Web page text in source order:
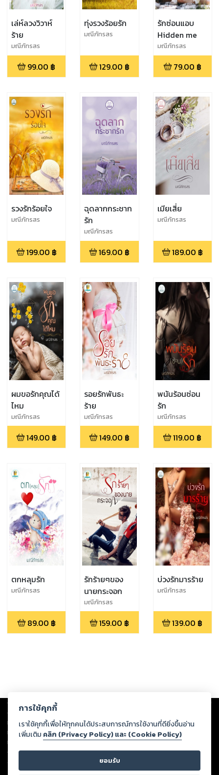
เล่ห์ลวงวิวาห์
ร้าย
มณีภัทรสร
99.00 ฿
ทุ่งรวงร้อยรัก
มณีภัทรสร
129.00 ฿
รักซ่อนแอบ
Hidden me
มณีภัทรสร
79.00 ฿
รวงรักร้อยใจ
มณีภัทรสร
199.00 ฿
ฉุดลากกระชาก
รัก
มณีภัทรสร
169.00 ฿
เมียเสี่ย
มณีภัทรสร
189.00 ฿
ผมขอรักคุณได้
ไหม
มณีภัทรสร
149.00 ฿
รอยรักพันธะ
ร้าย
มณีภัทรสร
149.00 ฿
พนันร้อนซ่อน
รัก
มณีภัทรสร
119.00 ฿
ตกหลุมรัก
มณีภัทรสร
89.00 ฿
รักร้ายๆของ
นายกระจอก
มณีภัทรสร
159.00 ฿
บ่วงรักมารร้าย
มณีภัทรสร
139.00 ฿
Copyright © 2026
ต่อผลงานหรือเนื้อหาใดที่อัปโหลดผ่านเว็บไซต์และปรากฏว่าละเมิดสิทธิใน
ทรัพย์สินทางปัญญาของบุคคลอื่นหรือขัดต่อกฎหมายและศีลธรรม ดังนั้น ผู้อ่าน
ทุกท่านโปรดใช้วิจารณญาณในการกลั่นกรองด้วยตนเอง และหากท่านพบว่าส่วน
หนึ่งส่วนใดขัดต่อกฎหมายและศีลธรรม กรุณาแจ้งมายังบริษัท เพื่อทีมงานจะได้
ดำเนินการในทันที ทั้งนี้ ทางสตอรี่ล็อกขอสงวนลิขสิทธิ์ตามพระราชบัญญัติ
ลิขสิทธิ์ พ.ศ. 2537 (ฉบับล่าสุด)
การใช้คุกกี้
เราใช้คุกกี้เพื่อให้ทุกคนได้ประสบการณ์การใช้งานที่ดียิ่งขึ้นอ่าน
เพิ่มเติม คลิก (Privacy Policy) และ (Cookie Policy)
ยอมรับ